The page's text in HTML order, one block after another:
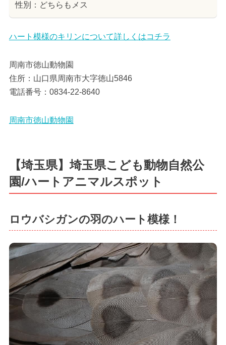
性別：どちらもメス
ハート模様のキリンについて詳しくはコチラ
周南市徳山動物園
住所：山口県周南市大字徳山5846
電話番号：0834-22-8640
周南市徳山動物園
【埼玉県】埼玉県こども動物自然公
園/ハートアニマルスポット
ロウバシガンの羽のハート模様！